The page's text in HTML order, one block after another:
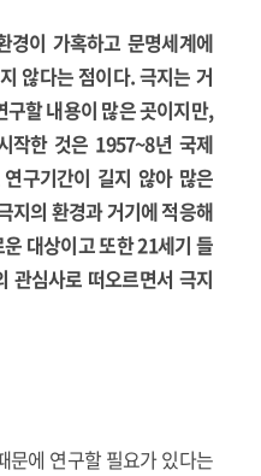
경이 가혹하고 문명세계에
않다는 점이다. 극지는 거
할 내용이 많은 곳이지만,
작한 것은 1957~8년 국제
구기간이 길지 않아 많은
지의 환경과 거기에 적응해
대상이고 또한 21세기 들
관심사로 떠오르면서 극지
문에 연구할 필요가 있다는